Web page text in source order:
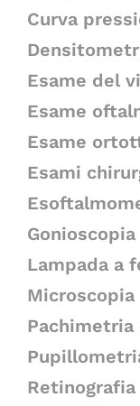
Curva
Esame del
Esame
Esame
Esami
Gonioscopia
Lampada a
Pachimetria
Retinografia